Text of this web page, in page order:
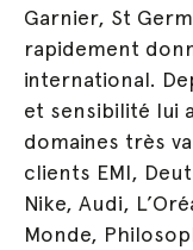
Garnier, St
rapidement
international.
et sensibilité lui
domaines très
clients EMI,
Nike, Audi,
Monde,